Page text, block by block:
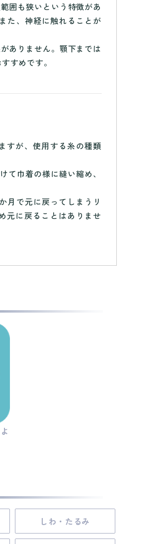
囲も狭いという特徴があ
た、神経に触れることが
ありません。顎下までは
すめです。
すが、使用する糸の種類
て巾着の様に縫い縮め、
月で元に戻ってしまうリ
元に戻ることはありませ
しわ・たるみ